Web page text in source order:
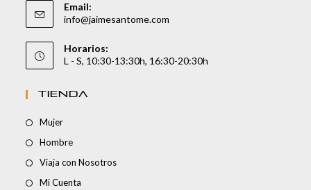
Email:
info@jaimesantome.com
Horarios:
L - S, 10:30-13:30h, 16:30-20:30h
TIENDA
Mujer
Hombre
Viaja con Nosotros
Mi Cuenta